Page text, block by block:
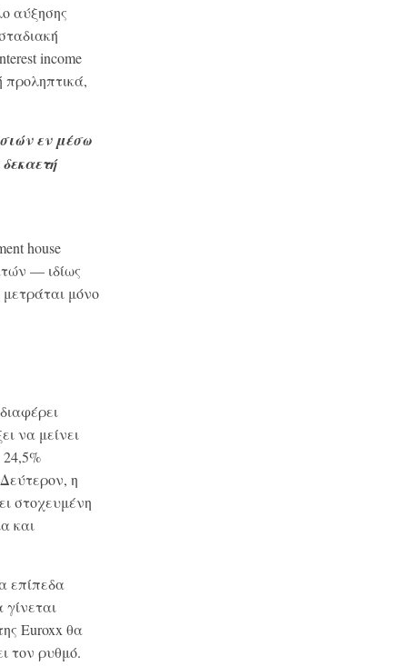
αύξησης
income
προληπτικά,
εν μέσω
house
— ιδίως
μόνο
να μείνει
η
στοχευμένη
και
επίπεδα
Euroxx θα
τον ρυθμό.